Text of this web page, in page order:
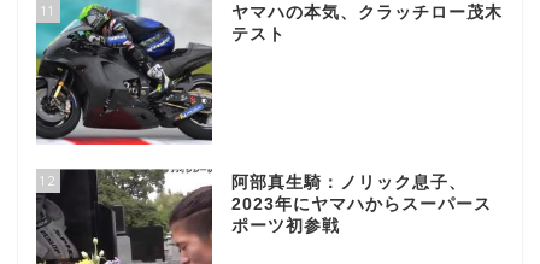
11
ヤマハの本気、クラッチロー茂木
テスト
12
阿部真生騎：ノリック息子、
2023年にヤマハからスーパース
ポーツ初参戦